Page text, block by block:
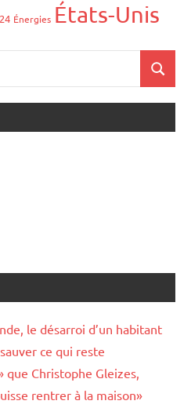
Énergies États-Unis
le désarroi d’un habitant
ce qui reste
que Christophe Gleizes,
rentrer à la maison»